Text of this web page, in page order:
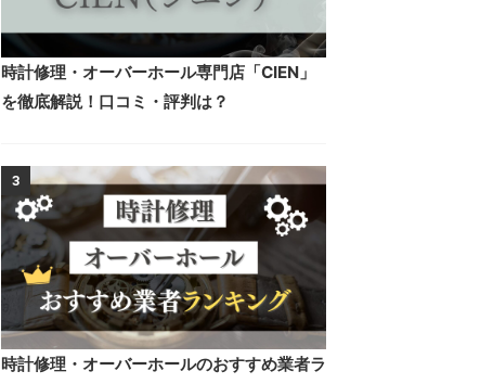
時計修理・オーバーホール専門店「CIEN」
を徹底解説！口コミ・評判は？
3
時計修理・オーバーホールのおすすめ業者ラ